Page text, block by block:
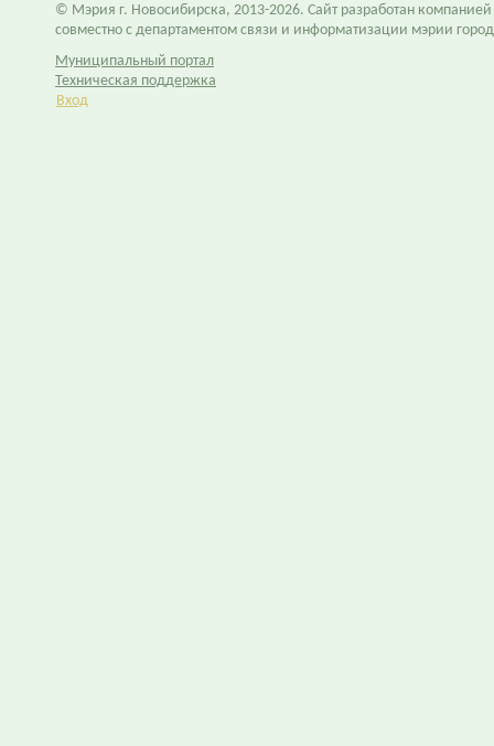
© Мэрия г. Новосибирска, 2013-2026. Сайт разработан компанией
совместно с департаментом связи и информатизации мэрии
Муниципальный портал
Техническая поддержка
Вход